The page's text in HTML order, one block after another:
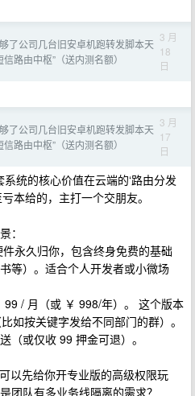
了公司几台旧安卓机跑转发脚本天
路由中枢”（送内测名额）
3 月
18
日
了公司几台旧安卓机跑转发脚本天
路由中枢”（送内测名额）
3 月
17
日
统的核心价值在云端的‘路由分发
本给的，主打一个交朋友。
：
永久归你，包含终身免费的基础
等）。适合个人开发者或小微场
/ 月（或 ￥ 998/年）。 这个版本
如按关键字发给不同部门的群）。
（或仅收 99 押金可退）。
以先给你开专业版的高级权限玩
团队有多业务线隔离的需求？